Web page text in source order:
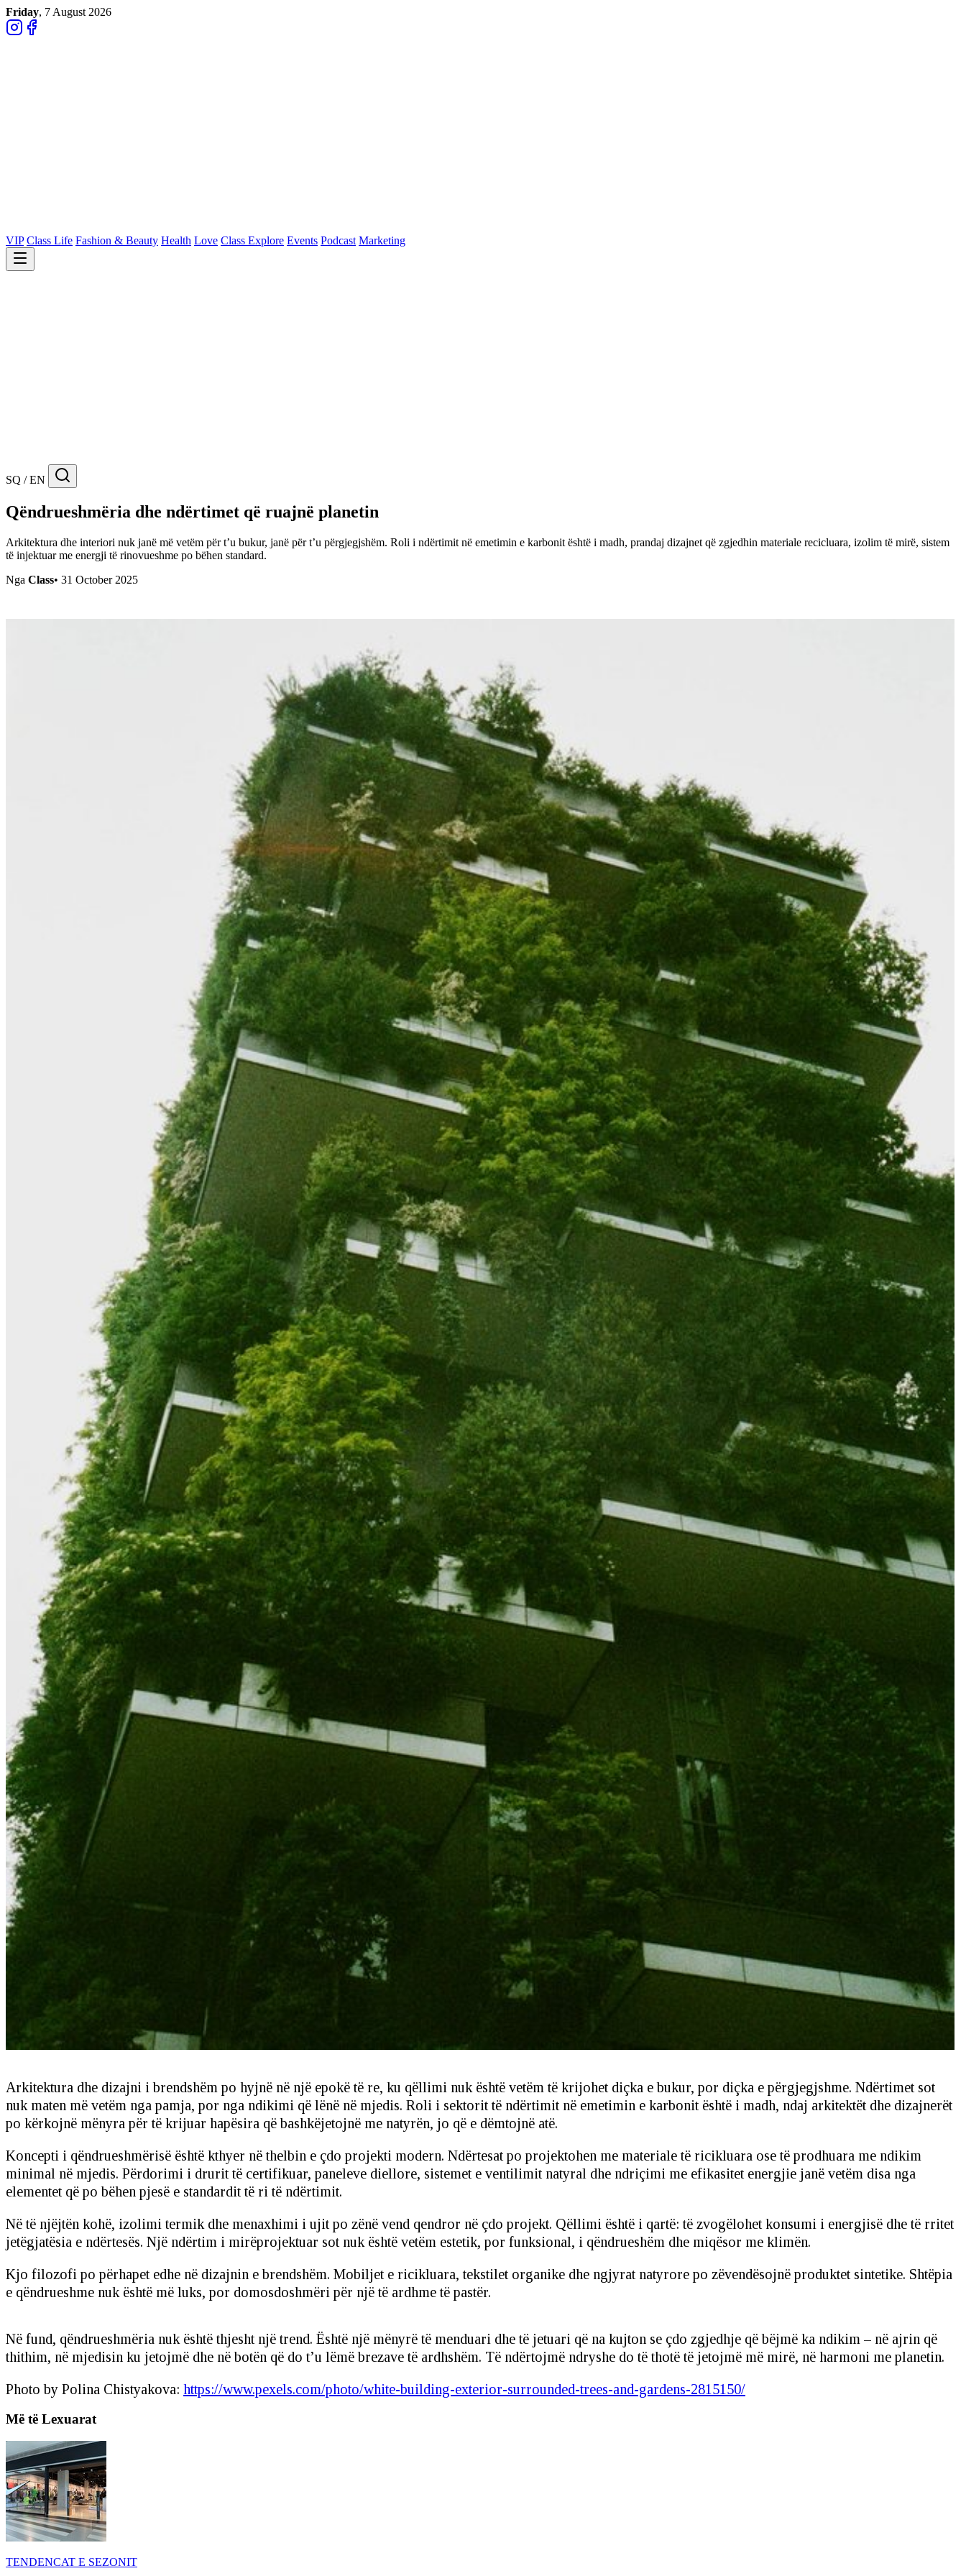
Friday, 7 August 2026
VIP Class Life Fashion & Beauty Health Love Class Explore Events Podcast Marketing
SQ / EN
Qëndrueshmëria dhe ndërtimet që ruajnë planetin
Arkitektura dhe interiori nuk janë më vetëm për t’u bukur, janë për t’u përgjegjshëm. Roli i ndërtimit në emetimin e karbonit është i madh, prandaj dizajnet që zgjedhin materiale recicluara, izolim të mirë, sistem
të injektuar me energji të rinovueshme po bëhen standard.
Nga Class• 31 October 2025
Arkitektura dhe dizajni i brendshëm po hyjnë në një epokë të re, ku qëllimi nuk është vetëm të krijohet diçka e bukur, por diçka e përgjegjshme. Ndërtimet sot
nuk maten më vetëm nga pamja, por nga ndikimi që lënë në mjedis. Roli i sektorit të ndërtimit në emetimin e karbonit është i madh, ndaj arkitektët dhe dizajnerët
po kërkojnë mënyra për të krijuar hapësira që bashkëjetojnë me natyrën, jo që e dëmtojnë atë.
Koncepti i qëndrueshmërisë është kthyer në thelbin e çdo projekti modern. Ndërtesat po projektohen me materiale të ricikluara ose të prodhuara me ndikim
minimal në mjedis. Përdorimi i drurit të certifikuar, paneleve diellore, sistemet e ventilimit natyral dhe ndriçimi me efikasitet energjie janë vetëm disa nga
elementet që po bëhen pjesë e standardit të ri të ndërtimit.
Në të njëjtën kohë, izolimi termik dhe menaxhimi i ujit po zënë vend qendror në çdo projekt. Qëllimi është i qartë: të zvogëlohet konsumi i energjisë dhe të rritet
jetëgjatësia e ndërtesës. Një ndërtim i mirëprojektuar sot nuk është vetëm estetik, por funksional, i qëndrueshëm dhe miqësor me klimën.
Kjo filozofi po përhapet edhe në dizajnin e brendshëm. Mobiljet e ricikluara, tekstilet organike dhe ngjyrat natyrore po zëvendësojnë produktet sintetike. Shtëpia
e qëndrueshme nuk është më luks, por domosdoshmëri për një të ardhme të pastër.
Në fund, qëndrueshmëria nuk është thjesht një trend. Është një mënyrë të menduari dhe të jetuari që na kujton se çdo zgjedhje që bëjmë ka ndikim – në ajrin që
thithim, në mjedisin ku jetojmë dhe në botën që do t’u lëmë brezave të ardhshëm. Të ndërtojmë ndryshe do të thotë të jetojmë më mirë, në harmoni me planetin.
Photo by Polina Chistyakova: https://www.pexels.com/photo/white-building-exterior-surrounded-trees-and-gardens-2815150/
Më të Lexuarat
TENDENCAT E SEZONIT